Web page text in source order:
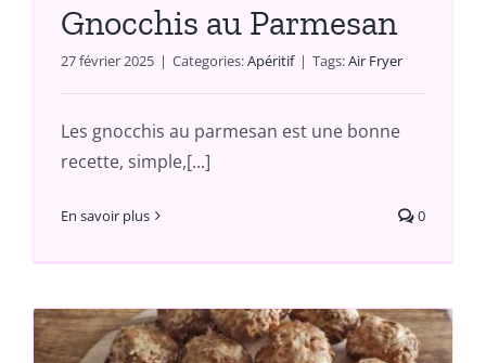
Gnocchis au Parmesan
27 février 2025 | Categories:Apéritif | Tags:Air Fryer
Les gnocchis au parmesan est une bonne
recette, simple,[...]
En savoir plus 0